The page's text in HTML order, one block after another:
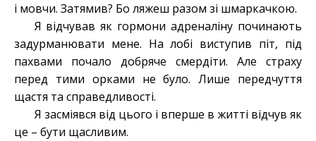
і мовчи. Затямив? Бо ляжеш разом зі шмаркачкою.
Я відчував як гормони адреналіну починають
задурманювати мене. На лобі виступив піт, під
пахвами почало добряче смердіти. Але страху
перед тими орками не було. Лише передчуття
щастя та справедливості.
Я засміявся від цього і вперше в житті відчув як
це – бути щасливим.